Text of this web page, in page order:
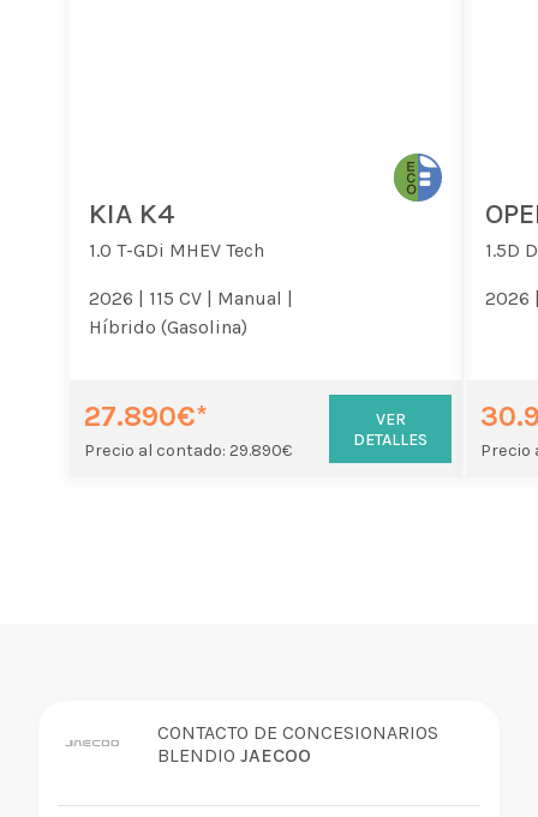
KIA K4
1.0 T-GDi MHEV Tech
2026 | 115 CV |
Manual |
Híbrido (Gasolina)
27.890€*
Precio al contado: 29.890€
VER
DETALLES
1.5D
2026
Precio
CONTACTO DE CONCESIONARIOS
BLENDIOJAECOO